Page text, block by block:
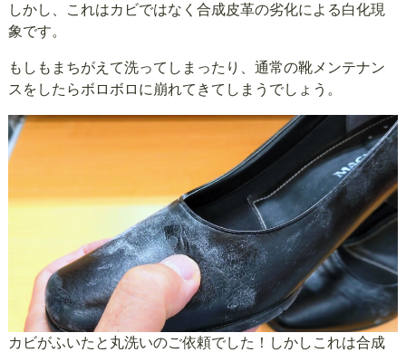
しかし、これはカビではなく合成皮革の劣化による白化現
象です。
もしもまちがえて洗ってしまったり、通常の靴メンテナン
スをしたらボロボロに崩れてきてしまうでしょう。
カビがふいたと丸洗いのご依頼でした！しかしこれは合成